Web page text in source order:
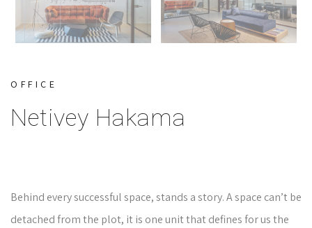
OFFICE
Netivey Hakama
Behind every successful space, stands a story. A space can’t be
detached from the plot, it is one unit that defines for us the